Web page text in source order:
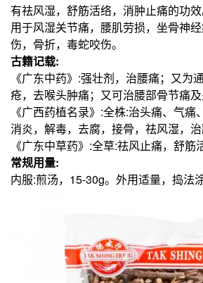
有祛风湿，舒筋活络，消肿止痛的功效
用于风湿关节痛，腰肌劳损，坐骨神
伤，骨折，毒蛇咬伤。
古籍记载:
《广东中药》:强壮剂，治腰痛；又为
疮，去喉头肿痛；又可治腰部骨节痛及
《广西药植名录》:全株:治头痛、气痛
消炎，解毒，去腐，接骨，祛风湿，治
《广东中草药》:全草:祛风止痛，舒筋
常规用量:
内服:煎汤，15-30g。外用适量，捣法